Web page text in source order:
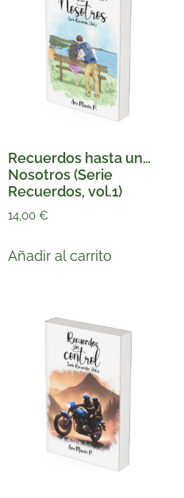
Recuerdos hasta un…
Nosotros (Serie
Recuerdos, vol.1)
14,00 €
Añadir al carrito